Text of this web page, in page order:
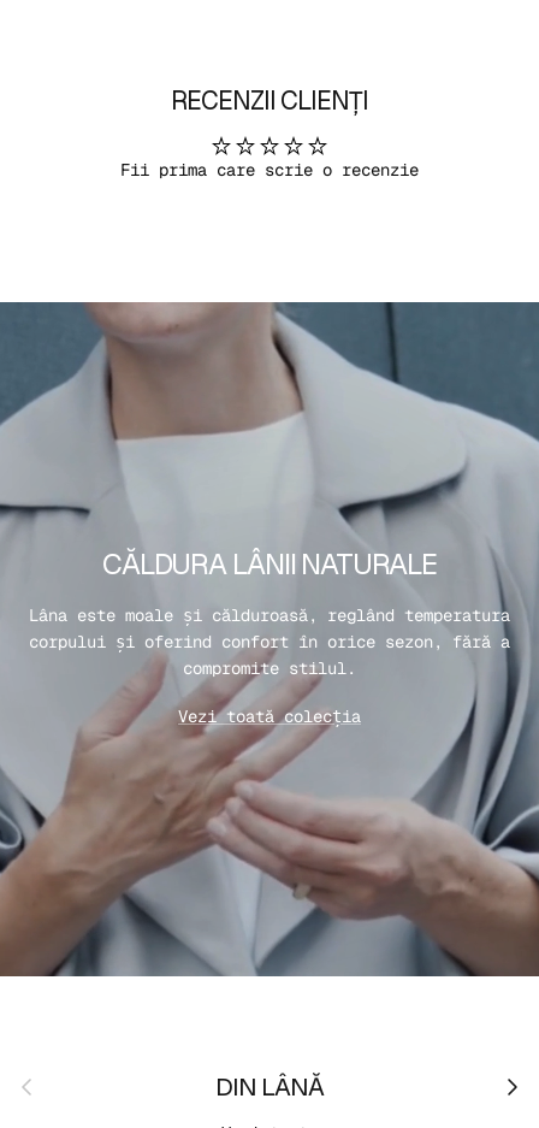
RECENZII CLIENȚI
Fii prima care scrie o recenzie
CĂLDURA LÂNII NATURALE
Lâna este moale și călduroasă, reglând temperatura
corpului și oferind confort în orice sezon, fără a
compromite stilul.
Vezi toată colecția
Anterior DIN LÂNĂ